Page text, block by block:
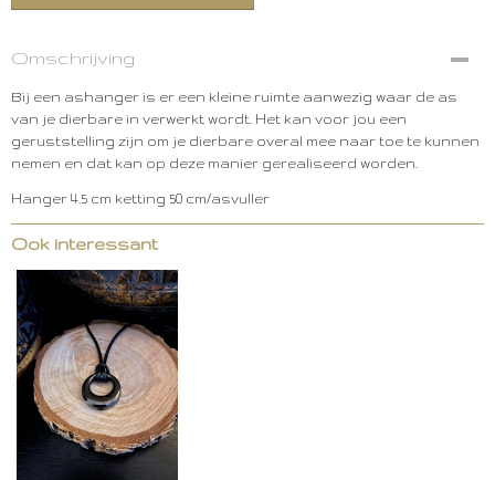
Omschrijving
Bij een ashanger is er een kleine ruimte aanwezig waar de as
van je dierbare in verwerkt wordt. Het kan voor jou een
geruststelling zijn om je dierbare overal mee naar toe te kunnen
nemen en dat kan op deze manier gerealiseerd worden.
Hanger 4.5 cm ketting 50 cm/asvuller
Ook interessant